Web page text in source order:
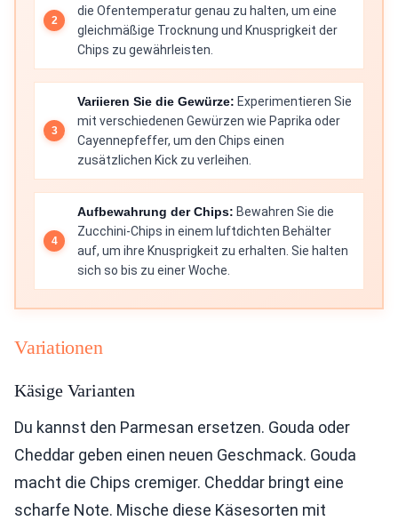
die Ofentemperatur genau zu halten, um eine
gleichmäßige Trocknung und Knusprigkeit der
Chips zu gewährleisten.
Variieren Sie die Gewürze: Experimentieren Sie
mit verschiedenen Gewürzen wie Paprika oder
Cayennepfeffer, um den Chips einen
zusätzlichen Kick zu verleihen.
Aufbewahrung der Chips: Bewahren Sie die
Zucchini-Chips in einem luftdichten Behälter
auf, um ihre Knusprigkeit zu erhalten. Sie halten
sich so bis zu einer Woche.
Variationen
Käsige Varianten
Du kannst den Parmesan ersetzen. Gouda oder
Cheddar geben einen neuen Geschmack. Gouda
macht die Chips cremiger. Cheddar bringt eine
scharfe Note. Mische diese Käsesorten mit